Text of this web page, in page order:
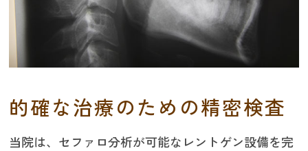
的確な治療のための精密検査
当院は、セファロ分析が可能なレントゲン設備を完